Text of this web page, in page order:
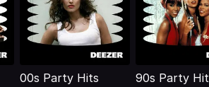
00s Party Hits 90s Party